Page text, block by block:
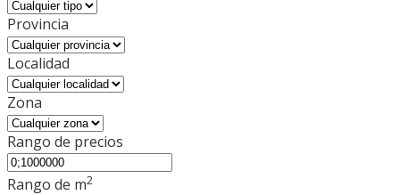
Provincia
Localidad
Zona
Rango de precios
Rango de m2